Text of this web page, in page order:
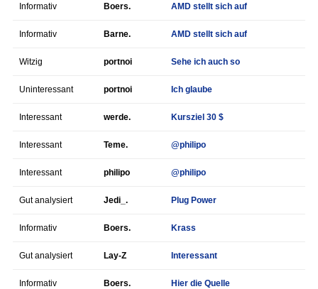
Informativ Boers. AMD stellt sich auf
Informativ Barne. AMD stellt sich auf
Witzig portnoi Sehe ich auch so
Uninteressant portnoi Ich glaube
Interessant werde. Kursziel 30 $
Interessant Teme. @philipo
Interessant philipo @philipo
Gut analysiert Jedi_. Plug Power
Informativ Boers. Krass
Gut analysiert Lay-Z Interessant
Informativ Boers. Hier die Quelle